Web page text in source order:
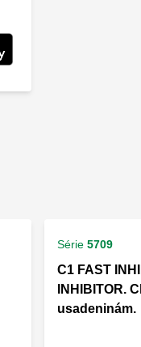
Série 5709
C1 FAST
INHIBITOR.
usadeninám.